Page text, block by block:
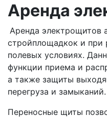
Аренда
Аренда электрощитов
стройплощадкок и при
полевых условиях.
функции приема и
а также защиты
перегруза и замыканий.
Переносные щиты